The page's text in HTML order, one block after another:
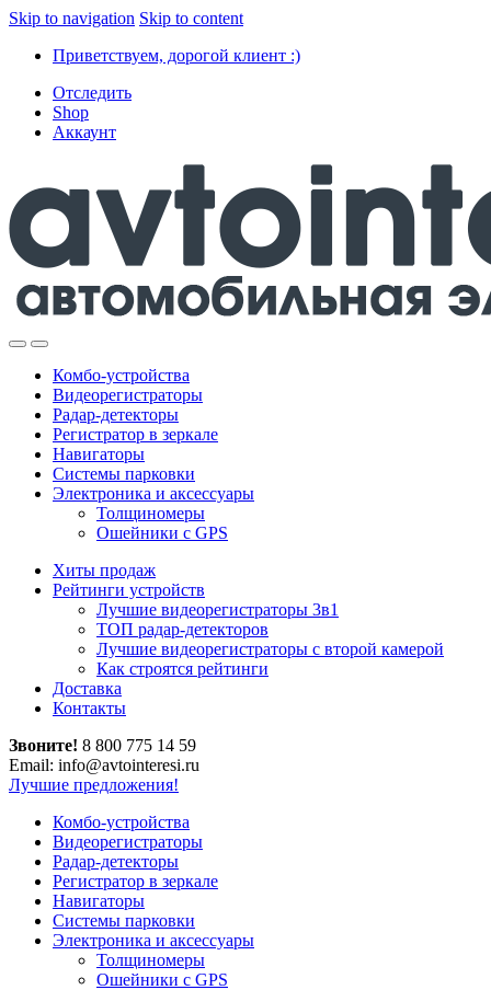
Skip to navigation Skip to content
Приветствуем, дорогой клиент :)
Отследить
Shop
Аккаунт
Комбо-устройства
Видеорегистраторы
Радар-детекторы
Регистратор в зеркале
Навигаторы
Системы парковки
Электроника и аксессуары
Толщиномеры
Ошейники с GPS
Хиты продаж
Рейтинги устройств
Лучшие видеорегистраторы 3в1
ТОП радар-детекторов
Лучшие видеорегистраторы с второй камерой
Как строятся рейтинги
Доставка
Контакты
Звоните! 8 800 775 14 59
Email: info@avtointeresi.ru
Лучшие предложения!
Комбо-устройства
Видеорегистраторы
Радар-детекторы
Регистратор в зеркале
Навигаторы
Системы парковки
Электроника и аксессуары
Толщиномеры
Ошейники с GPS